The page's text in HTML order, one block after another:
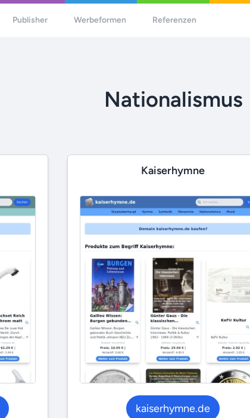
Publisher Werbeformen Referenzen
Nationalismus
Kaiserhymne
kaiserhymne.de